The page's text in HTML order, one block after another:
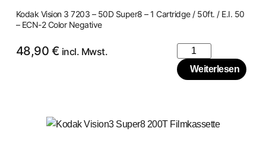
Kodak Vision 3 7203 – 50D Super8 – 1 Cartridge / 50ft. / E.I. 50
– ECN-2 Color Negative
48,90 € incl. Mwst.
Weiterlesen